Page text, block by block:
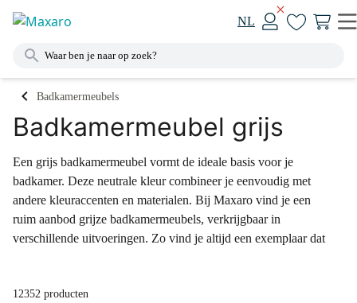
NL
Badkamermeubels
Badkamermeubel grijs
Een grijs badkamermeubel vormt de ideale basis voor je
badkamer. Deze neutrale kleur combineer je eenvoudig met
andere kleuraccenten en materialen. Bij Maxaro vind je een
ruim aanbod grijze badkamermeubels, verkrijgbaar in
verschillende uitvoeringen. Zo vind je altijd een exemplaar dat
12352 producten